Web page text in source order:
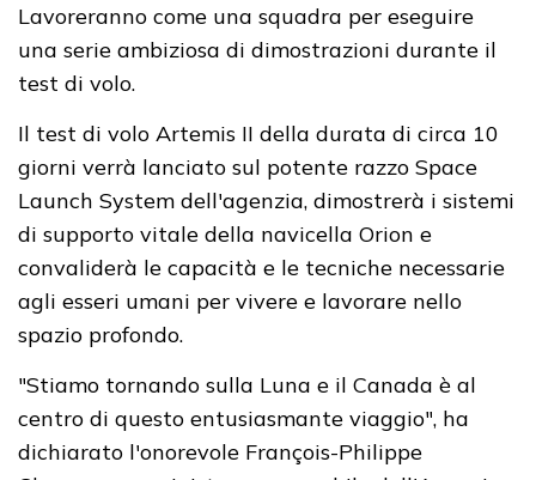
Lavoreranno come una squadra per eseguire
una serie ambiziosa di dimostrazioni durante il
test di volo.
Il test di volo Artemis II della durata di circa 10
giorni verrà lanciato sul potente razzo Space
Launch System dell'agenzia, dimostrerà i sistemi
di supporto vitale della navicella Orion e
convaliderà le capacità e le tecniche necessarie
agli esseri umani per vivere e lavorare nello
spazio profondo.
"Stiamo tornando sulla Luna e il Canada è al
centro di questo entusiasmante viaggio", ha
dichiarato l'onorevole François-Philippe